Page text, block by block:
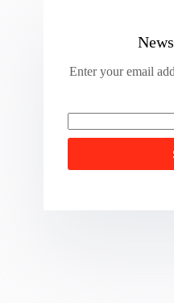
Enter your email